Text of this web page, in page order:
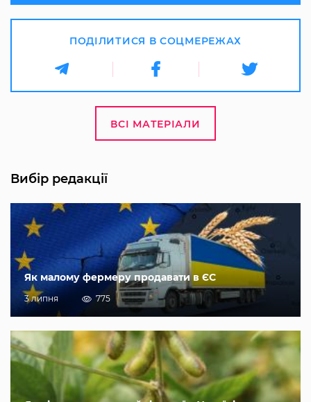
ПОДІЛИТИСЯ В СОЦМЕРЕЖАХ
ВСІ МАТЕРІАЛИ
Вибір редакції
Як малому фермеру продавати в ЄС
3 липня 775